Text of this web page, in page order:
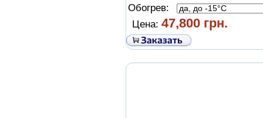
Обогрев:
Цена: 47,800 грн.